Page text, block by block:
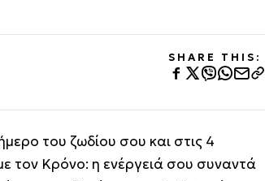
SHARE THIS:
του ζωδίου σου και στις 4
τον Κρόνο: η ενέργειά σου συναντά